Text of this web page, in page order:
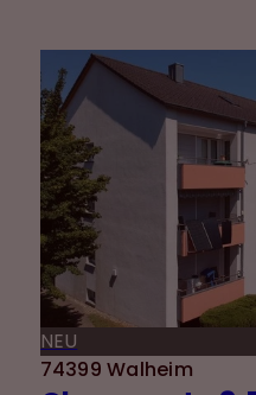
NEU
74399 Walheim